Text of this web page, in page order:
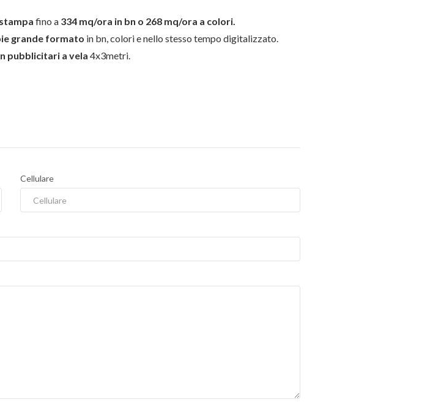
fino a 334 mq/ora in bn o 268 mq/ora a colori.
grande formato in bn, colori e nello stesso tempo digitalizzato.
pubblicitari a vela 4x3metri.
Cellulare